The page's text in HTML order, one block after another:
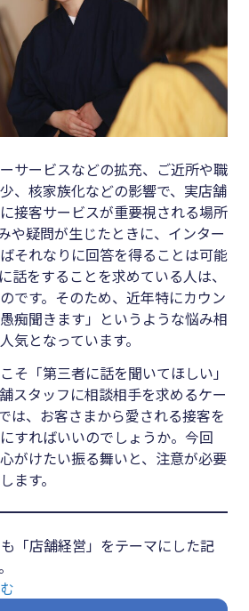
無料で会計ソフトを試す
サービスなどの拡充、ご近所や職
、核家族化などの影響で、実店舗
接客サービスが重要視される場所
や疑問が生じたときに、インター
それなりに回答を得ることは可能
話をすることを求めている人は、
です。そのため、近年特にカウン
痴聞きます」というような悩み相
気となっています。
そ「第三者に話を聞いてほしい」
スタッフに相談相手を求めるケー
は、お客さまから愛される接客を
すればいいのでしょうか。今回
がけたい振る舞いと、注意が必要
ます。
「店舗経営」をテーマにした記